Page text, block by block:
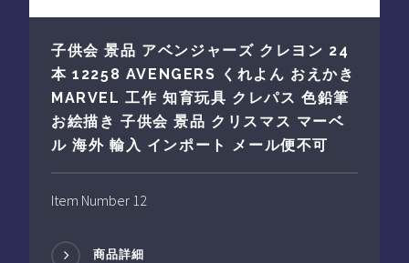
子供会 景品 アベンジャーズ クレヨン 24
本 12258 AVENGERS くれよん おえかき
MARVEL 工作 知育玩具 クレパス 色鉛筆
お絵描き 子供会 景品 クリスマス マーベ
ル 海外 輸入 インポート メール便不可
Item Number 12
商品詳細